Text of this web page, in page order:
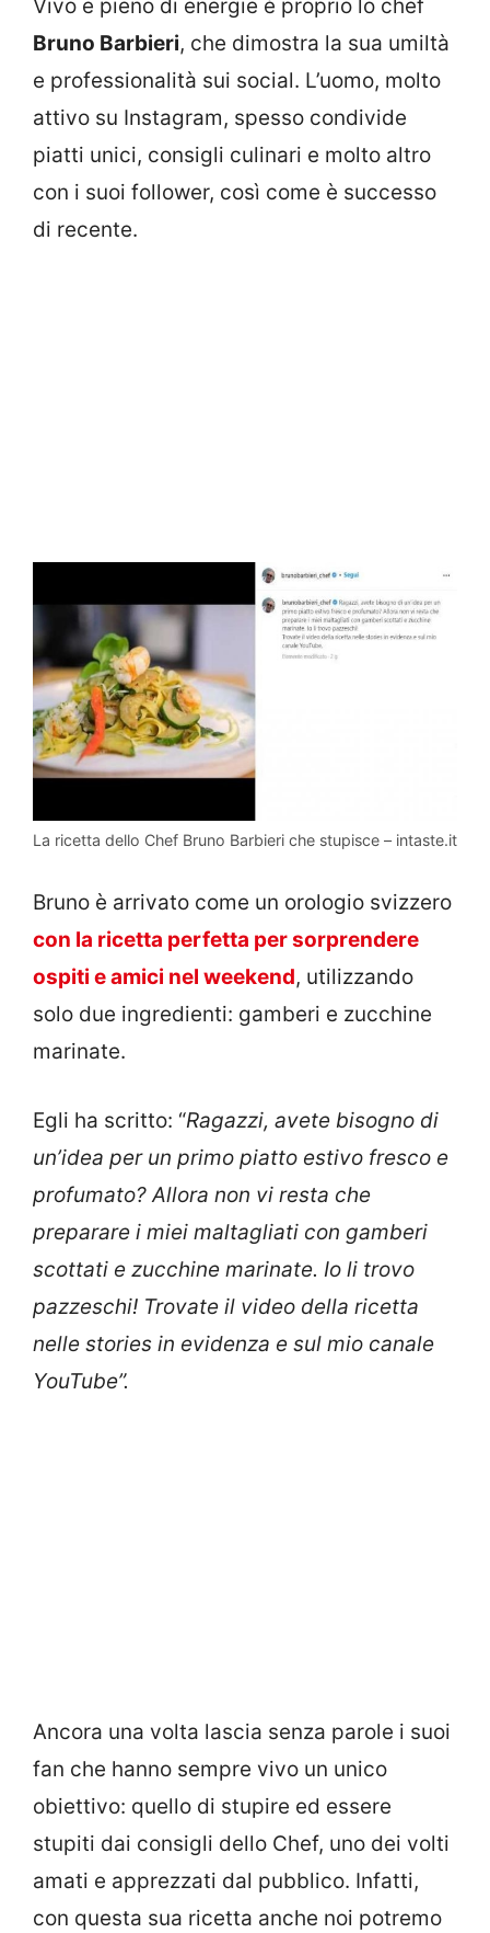
Vivo e pieno di energie è proprio lo chef
Bruno Barbieri, che dimostra la sua umiltà
e professionalità sui social. L’uomo, molto
attivo su Instagram, spesso condivide
piatti unici, consigli culinari e molto altro
con i suoi follower, così come è successo
di recente.
La ricetta dello Chef Bruno Barbieri che stupisce – intaste.it
Bruno è arrivato come un orologio svizzero
con la ricetta perfetta per sorprendere
ospiti e amici nel weekend, utilizzando
solo due ingredienti: gamberi e zucchine
marinate.
Egli ha scritto: “Ragazzi, avete bisogno di
un’idea per un primo piatto estivo fresco e
profumato? Allora non vi resta che
preparare i miei maltagliati con gamberi
scottati e zucchine marinate. Io li trovo
pazzeschi! Trovate il video della ricetta
nelle stories in evidenza e sul mio canale
YouTube”.
Ancora una volta lascia senza parole i suoi
fan che hanno sempre vivo un unico
obiettivo: quello di stupire ed essere
stupiti dai consigli dello Chef, uno dei volti
amati e apprezzati dal pubblico. Infatti,
con questa sua ricetta anche noi potremo